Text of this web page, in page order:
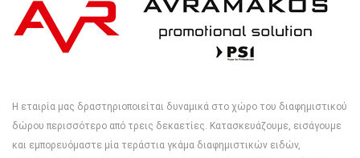
Η εταιρία μας δραστηριοποιείται δυναμικά στο χώρο του διαφημιστικού
δώρου περισσότερο από τρεις δεκαετίες. Κατασκευάζουμε, εισάγουμε
και εμπορευόμαστε μία τεράστια γκάμα διαφημιστικών ειδών,